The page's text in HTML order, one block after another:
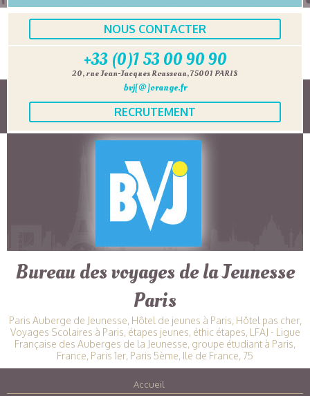
NOUS CONTACTER
+33 (0)1 53 00 90 90
20, rue Jean-Jacques Rousseau, 75001 PARIS
bvj[@]orange.fr
RECRUTEMENT
Bureau des voyages de la Jeunesse
Paris
Paris Auberge de Jeunesse, Hôtel de jeunes à Paris, Hôtel pas cher,
Voyages Scolaires à Paris, étapes jeunes, éthic étapes, LFAJ - Ligue
Française des Auberges de la Jeunesse, groupe étudiant à Paris,
France, Paris 1er, Paris 5ème, Ile de France, 75
Accueil